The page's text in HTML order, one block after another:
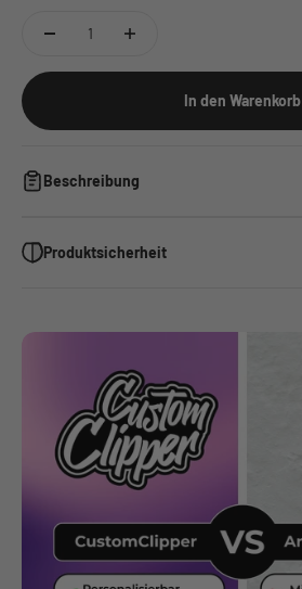
In den Warenkorb
Beschreibung
Produktsicherheit